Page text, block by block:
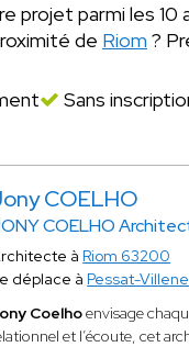
projet parmi les
de Riom ?
Sans
COELHO
COELHO
à Riom 63200
déplace à Pessat-
Coelhoenvisage
et l’écoute, cet